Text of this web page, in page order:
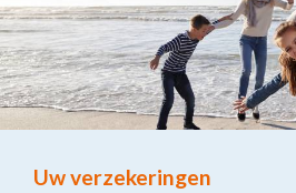
Uw verzekeringen